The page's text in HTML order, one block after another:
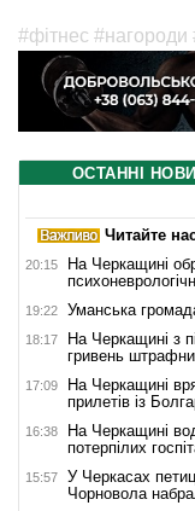
#фітнес #нагороди
ОСТАННІ
Читайте
20:15
На Черкащині
19:22 Уманська
18:17
На Черкащині з
гривень
17:09
На Черкащині
прилетів із
16:38
На Черкащині
потерпілих
15:57
У Черкасах
Чорновола